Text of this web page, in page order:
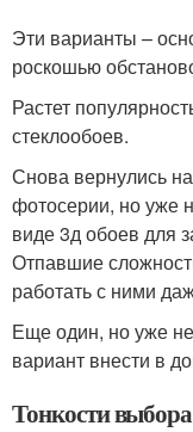
Эти варианты –
роскошью
Растет
стеклообоев.
Снова вернулись
фотосерии, но уже
виде 3д обоев для
Отпавшие
работать с ними
Еще один, но уже
вариант внести в
Тонкости выбора